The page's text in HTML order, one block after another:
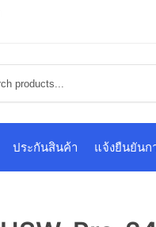
ประกันสินค้า แจ้งยืนยันก